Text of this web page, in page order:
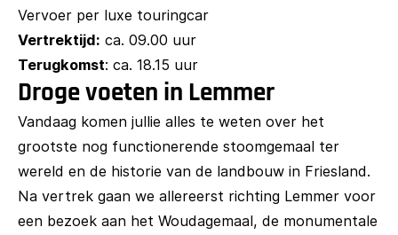
Vervoer per luxe touringcar
Vertrektijd: ca. 09.00 uur
Terugkomst: ca. 18.15 uur
Droge voeten in Lemmer
Vandaag komen jullie alles te weten over het
grootste nog functionerende stoomgemaal ter
wereld en de historie van de landbouw in Friesland.
Na vertrek gaan we allereerst richting Lemmer voor
een bezoek aan het Woudagemaal, de monumentale